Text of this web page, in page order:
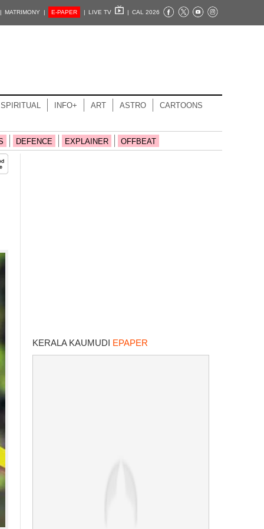
MATRIMONY | E-PAPER | LIVE TV | CAL 2026
SPIRITUAL INFO+ ART ASTRO CARTOONS
DEFENCE EXPLAINER OFFBEAT
KERALA KAUMUDI EPAPER